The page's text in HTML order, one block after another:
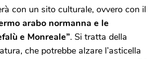
con un sito culturale, ovvero con il
arabo normanna e le
e Monreale”. Si tratta della
che potrebbe alzare l’asticella